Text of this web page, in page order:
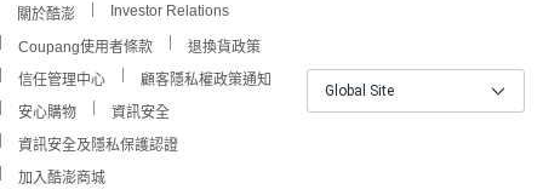
關於酷澎 Investor Relations
Coupang使用者條款
退換貨政策
信任管理中心
顧客隱私權政策通知
安心購物
資訊安全
資訊安全及隱私保護認證
加入酷澎商城
Global Site